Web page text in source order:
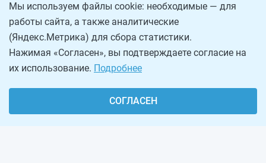
Мы используем файлы cookie: необходимые — для
работы сайта, а также аналитические
(Яндекс.Метрика) для сбора статистики.
Нажимая «Согласен», вы подтверждаете согласие на
их использование. Подробнее
СОГЛАСЕН